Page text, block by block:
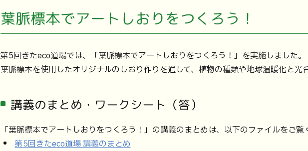
葉脈標本でアートしおりをつくろう！
第5回きたeco道場では、「葉脈標本でアートしおりをつくろう！」を実施しました。
葉脈標本を使用したオリジナルのしおり作りを通して、植物の種類や地球温暖化と光
講義のまとめ・ワークシート（答）
「葉脈標本でアートしおりをつくろう！」の講義のまとめは、以下のファイルをご覧
第5回きたeco道場 講義のまとめ